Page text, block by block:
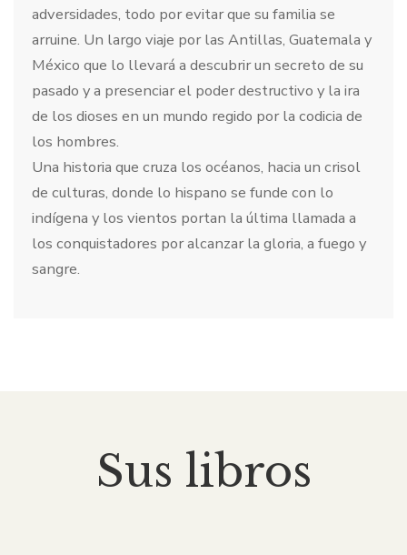
adversidades, todo por evitar que su familia se
arruine. Un largo viaje por las Antillas, Guatemala y
México que lo llevará a descubrir un secreto de su
pasado y a presenciar el poder destructivo y la ira
de los dioses en un mundo regido por la codicia de
los hombres.
Una historia que cruza los océanos, hacia un crisol
de culturas, donde lo hispano se funde con lo
indígena y los vientos portan la última llamada a
los conquistadores por alcanzar la gloria, a fuego y
sangre.
Sus libros